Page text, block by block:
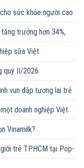
sức khỏe người cao
tăng trưởng hơn 34%,
tức trong tháng 8
sữa Việt
quý II/2026
vun đắp tương lai trẻ
doanh nghiệp Việt
Vinamilk?
trẻ TP.HCM tại Pop-